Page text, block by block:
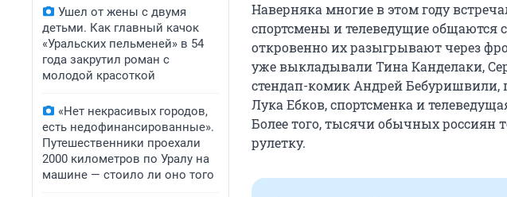
Ушел от жены с двумя
детьми. Как главный качок
«Уральских пельменей» в 54
года закрутил роман с
молодой красоткой
«Нет некрасивых городов,
есть недофинансированные».
Путешественники проехали
2000 километров по Уралу на
машине — стоило ли оно того
Наверняка многие в этом году
спортсмены и телеведущие
откровенно их разыгрывают через
уже выкладывали Тина Канделаки,
стендап-комик Андрей Бебуришвили,
Лука Ебков, спортсменка и
Более того, тысячи обычных россиян
рулетку.